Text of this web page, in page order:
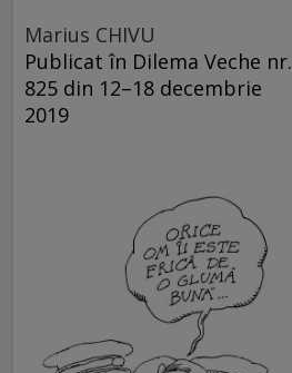
Marius CHIVU
Publicat în Dilema Veche nr.
825 din 12–18 decembrie
2019